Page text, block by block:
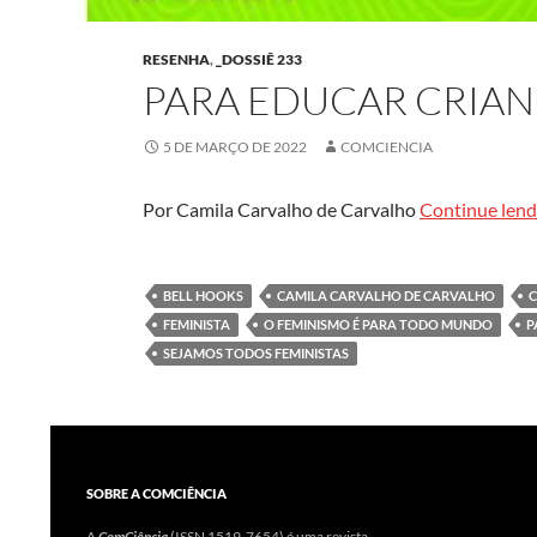
RESENHA, _DOSSIÊ 233
PARA EDUCAR
5 DE MARÇO DE 2022 COMCIENCIA
Por Camila Carvalho de CarvalhoContinue
BELL HOOKS CAMILA CARVALHO DE CARVALHO
FEMINISTA
O FEMINISMO É PARA TODO MUNDO
SEJAMOS TODOS FEMINISTAS
SOBRE A COMCIÊNCIA